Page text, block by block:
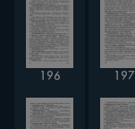
196 197